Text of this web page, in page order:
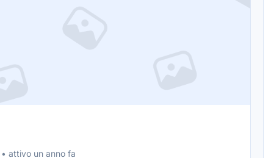
• attivo un anno fa